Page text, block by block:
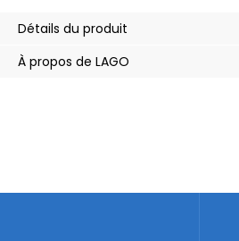
Détails du produit
À propos de LAGO